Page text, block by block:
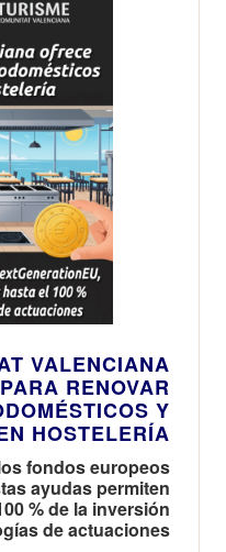
VALENCIANA
RENOVAR
Y
HOSTELERÍA
fondos europeos
ayudas permiten
% de la inversión
de actuaciones